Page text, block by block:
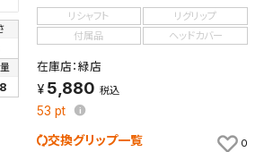
リシャフト
リグリップ
付属品
ヘッドカバー
在庫店：緑店
5,880 税込
53 pt
交換グリップ一覧 0